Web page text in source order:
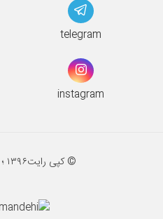
telegram
instagram
© کپی رایت۱۳۹۶ ؛